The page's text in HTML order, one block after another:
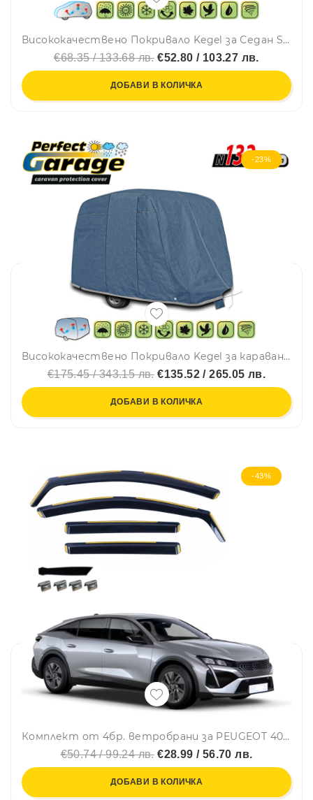
Висококачествено Покривало Kegel за Седан Sedan Автомобил Серия Mobile размер M 380 - 425см х 126 - 136см
€68.35 / 133.68 лв.€52.80 / 103.27 лв.
ДОБАВИ В КОЛИЧКА
-23%
Висококачествено Покривало Kegel за каравана син цвят Серия Mobile N132
€175.45 / 343.15 лв.€135.52 / 265.05 лв.
ДОБАВИ В КОЛИЧКА
-43%
Комплект от 4бр. ветробрани за PEUGEOT 408 LSE 2022 г. +
€50.74 / 99.24 лв.€28.99 / 56.70 лв.
ДОБАВИ В КОЛИЧКА